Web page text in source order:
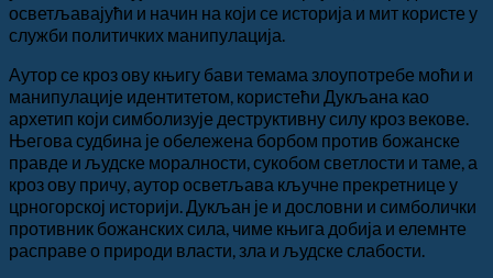
осветљавајући и начин на који се историја и мит користе у
служби политичких манипулација.
Аутор се кроз ову књигу бави темама злоупотребе моћи и
манипулације идентитетом, користећи Дукљана као
архетип који симболизује деструктивну силу кроз векове.
Његова судбина је обележена борбом против божанске
правде и људске моралности, сукобом светлости и таме, а
кроз ову причу, аутор осветљава кључне прекретнице у
црногорској историји. Дукљан је и дословни и симболички
противник божанских сила, чиме књига добија и елемнте
расправе о природи власти, зла и људске слабости.